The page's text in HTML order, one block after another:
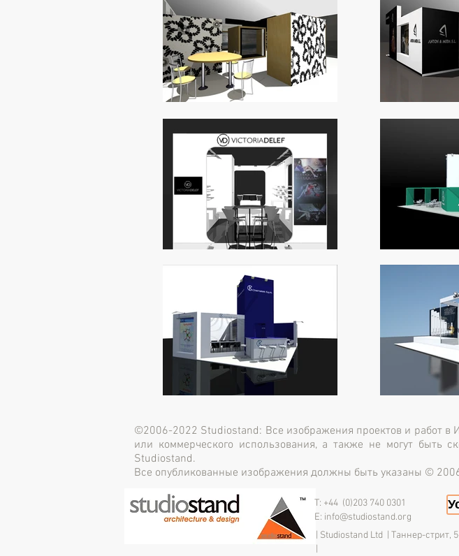
©2006-2022 Studiostand: Все изображения проектов и работ в
или коммерческого использования, а также не могут быть
Studiostand.
Все опубликованные изображения должны быть указаны ©
T: +44 (0)203 740 0301
E: info@studiostand.org
| Studiostand Ltd | Таннер-